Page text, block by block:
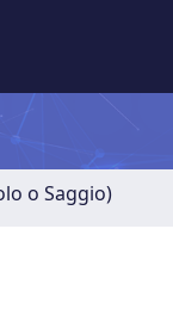
o Saggio)